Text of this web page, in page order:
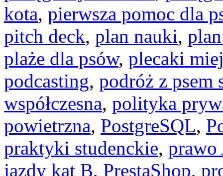
kota, pierwsza pomoc dla
pitch deck, plan nauki,
plaże dla psów, plecaki
podcasting, podróż z psem
współczesna, polityka
powietrzna, PostgreSQL,
praktyki studenckie,
jazdy kat B, PrestaShop,